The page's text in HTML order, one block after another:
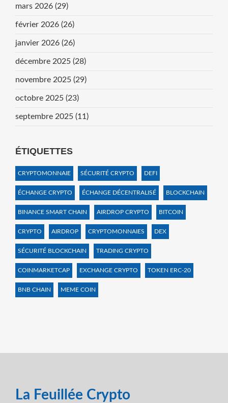
mars 2026 (29)
février 2026 (26)
janvier 2026 (26)
décembre 2025 (28)
novembre 2025 (29)
octobre 2025 (23)
septembre 2025 (11)
ÉTIQUETTES
CRYPTOMONNAIE SÉCURITÉ CRYPTO DEFI
ÉCHANGE CRYPTO ÉCHANGE DÉCENTRALISÉ BLOCKCHAIN
BINANCE SMART CHAIN AIRDROP CRYPTO BITCOIN
CRYPTO AIRDROP CRYPTOMONNAIES DEX
SÉCURITÉ BLOCKCHAIN TRADING CRYPTO
COINMARKETCAP EXCHANGE CRYPTO TOKEN ERC-20
BNB CHAIN MEME COIN
La Feuillée Crypto